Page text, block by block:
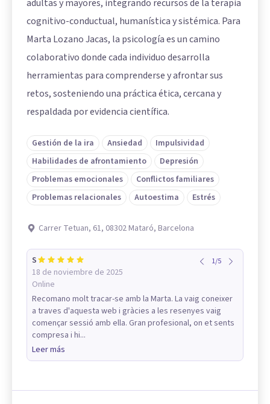
adultas y mayores, integrando recursos de la terapia
cognitivo-conductual, humanística y sistémica. Para
Marta Lozano Jacas, la psicología es un camino
colaborativo donde cada individuo desarrolla
herramientas para comprenderse y afrontar sus
retos, sosteniendo una práctica ética, cercana y
respaldada por evidencia científica.
Gestión de la ira Ansiedad
Impulsividad
Habilidades de afrontamiento
Depresión
Problemas emocionales
Conflictos familiares
Problemas relacionales
Autoestima Estrés
Carrer Tetuan, 61, 08302 Mataró, Barcelona
S
18 de noviembre de 2025
Online
1/5
Recomano molt tracar-se amb la Marta. La vaig coneixer
a traves d'aquesta web i gràcies a les resenyes vaig
començar sessió amb ella. Gran profesional, on et sents
compresa i hi...
Leer más